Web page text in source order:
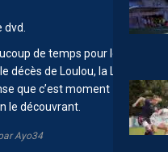
de temps pour le
décès de Loulou, la L2 et
que c’est moment
le découvrant.
Ayo34